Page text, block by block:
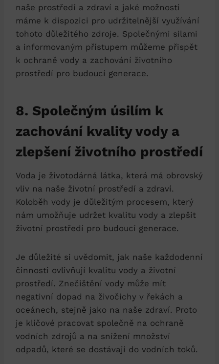
naše prostředí a zdraví a jaké možnosti
máme k dispozici pro udržitelnější využívání
tohoto důležitého zdroje. Společnými silami
a informovaným přístupem můžeme přispět
k ochraně vody a zachování životního
prostředí pro budoucí generace.
8. Společným úsilím k
zachování kvality vody a
zlepšení životního prostředí
Voda je životodárná látka, která má obrovský
vliv na naše životní prostředí a zdraví.
Koloběh vody je důležitým procesem, který
nám umožňuje udržet kvalitu vody a zlepšit
životní prostředí pro budoucí generace.
Je důležité si uvědomit, jak naše každodenní
činnosti ovlivňují kvalitu vody a životní
prostředí. Znečištění vody může mít
negativní dopad na živočichy v řekách a
oceánech, stejně jako na naše zdraví. Proto
je klíčové pracovat společně na ochraně
vodních zdrojů a na snížení množství
odpadů, které se dostávají do vodních toků.